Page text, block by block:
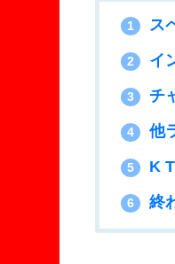
1 ス
2 イ
3 チ
4 他
5 K
6 終